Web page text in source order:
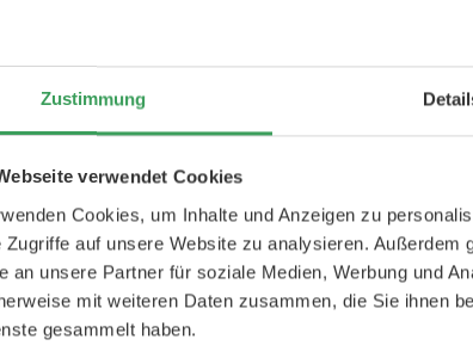
Zustimmung
verwendet Cookies
Cookies, um Inhalte und Anzeigen zu
Zugriffe auf unsere Website zu analysieren.
an unsere Partner für soziale Medien, Werbung und
mit weiteren Daten zusammen, die Sie ihnen
gesammelt haben.